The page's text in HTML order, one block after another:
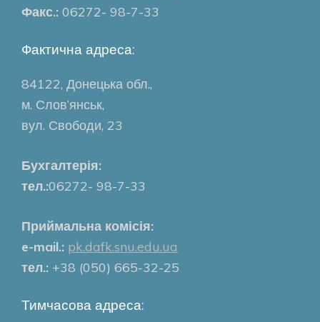
Факс.: 06272- 98-7-33
Фактична адреса:
84122, Донецька обл.,
м. Слов’янськ,
вул. Свободи, 23
Бухгалтерія:
тел.:06272- 98-7-33
Приймальна комісія:
e-mail.: pk.dafk.snu.edu.ua
тел.: +38 (050) 665-32-25
Тимчасова адреса: